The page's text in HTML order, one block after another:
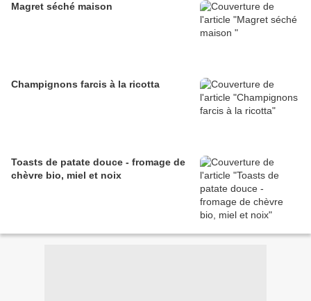
Magret séché maison
Champignons farcis à la ricotta
Toasts de patate douce - fromage de
chèvre bio, miel et noix